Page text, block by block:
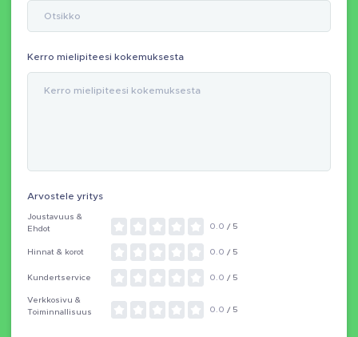
Kerro mielipiteesi kokemuksesta
Arvostele yritys
Joustavuus &
Ehdot
0.0 / 5
Hinnat & korot 0.0 / 5
Kundertservice 0.0 / 5
Verkkosivu &
Toiminnallisuus
0.0 / 5